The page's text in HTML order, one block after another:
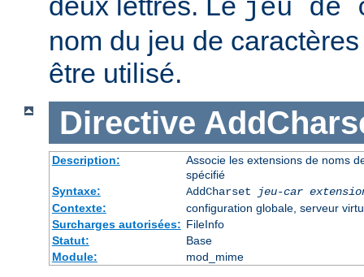
jeu de
nom du jeu de
être utilisé.
Directive
Description:
Associe les extensions de noms
spécifié
Syntaxe:
AddCharset jeu-car
Contexte:
configuration globale, serveur
Surcharges autorisées: FileInfo
Statut:
Base
Module:
mod_mime